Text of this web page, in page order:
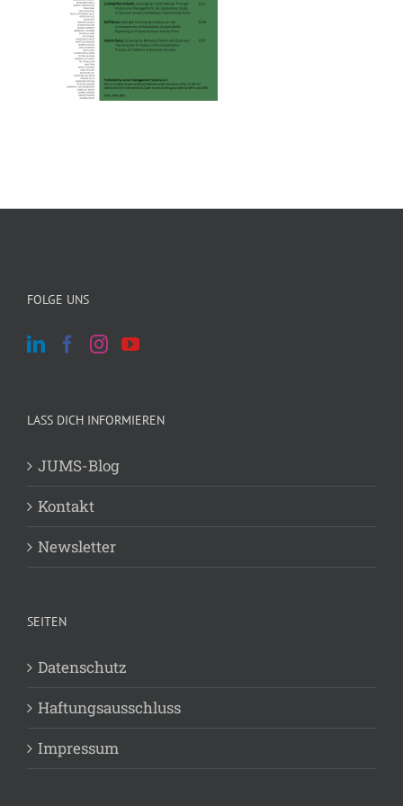
FOLGE UNS
LASS DICH INFORMIEREN
JUMS-Blog
Kontakt
Newsletter
SEITEN
Datenschutz
Haftungsausschluss
Impressum